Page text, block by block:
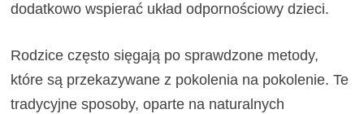
dodatkowo wspierać układ odpornościowy dzieci.
Rodzice często sięgają po sprawdzone metody,
które są przekazywane z pokolenia na pokolenie. Te
tradycyjne sposoby, oparte na naturalnych